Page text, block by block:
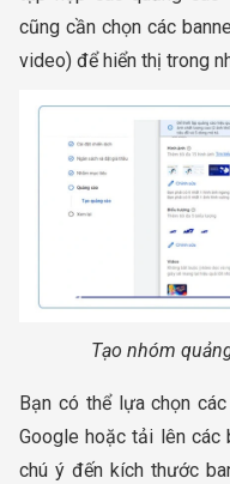
cũng cần chọn các
video) để hiển thị trong
Tạo nhóm
Bạn có thể lựa chọn
Google hoặc tải lên các
chú ý đến kích thước